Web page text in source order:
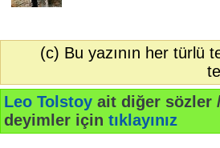
(c) Bu yazının her türlü
Leo Tolstoy ait diğer sözler
deyimler için tıklayınız